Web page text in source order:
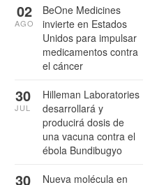
BeOne Medicines
invierte en Estados
Unidos para impulsar
medicamentos contra
el cáncer
02
AGO
Hilleman Laboratories
desarrollará y
producirá dosis de
una vacuna contra el
ébola Bundibugyo
30
JUL
Nueva molécula en
30